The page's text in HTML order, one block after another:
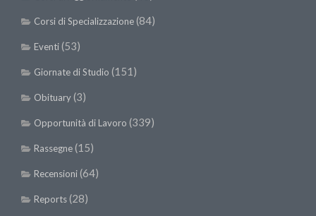
Corsi di Specializzazione(84)
Eventi(53)
Giornate di Studio (151)
Obituary(3)
Opportunità di Lavoro (339)
Rassegne(15)
Recensioni(64)
Reports(28)